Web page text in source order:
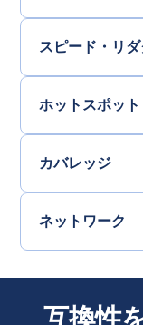
スピード・リ
ホットスポット
カバレッジ
ネットワーク